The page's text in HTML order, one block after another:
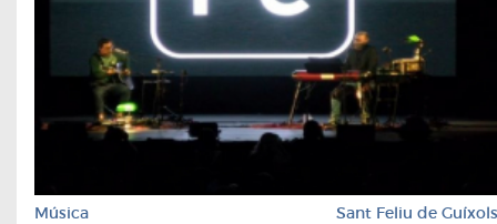
Música Sant Feliu de Guíxols